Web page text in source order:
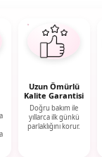
Uzun Ömürlü
Kalite Garantisi
Doğru bakım ile
yıllarca ilk günkü
parlaklığını korur.